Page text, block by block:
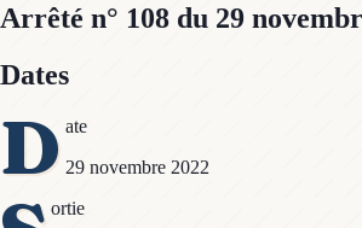
Arrêté n° 108 du 29
Dates
D ate
29 novembre 2022
ortie